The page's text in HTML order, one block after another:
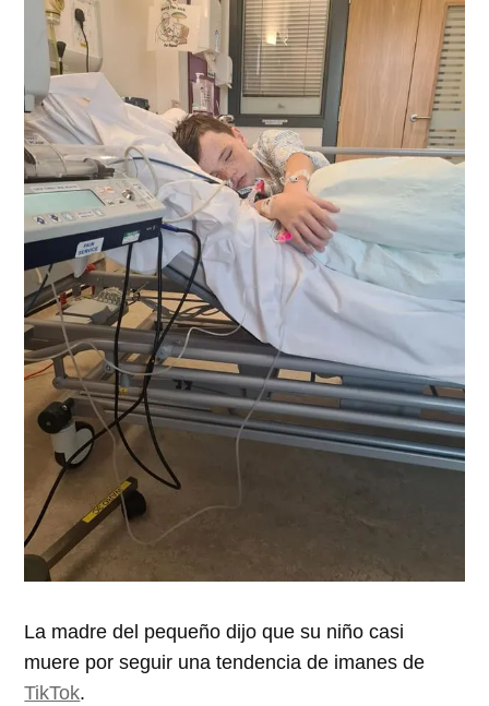
La madre del pequeño dijo que su niño casi
muere por seguir una tendencia de imanes de
TikTok.